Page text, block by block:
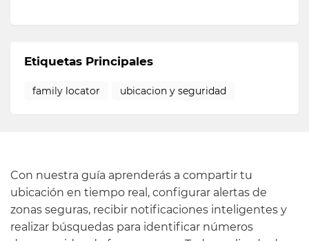
Etiquetas Principales
family locator ubicacion y seguridad
Con nuestra guía aprenderás a compartir tu
ubicación en tiempo real, configurar alertas de
zonas seguras, recibir notificaciones inteligentes y
realizar búsquedas para identificar números